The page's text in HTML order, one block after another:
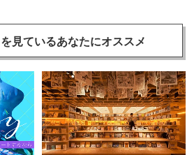
見ているあなたにオススメ